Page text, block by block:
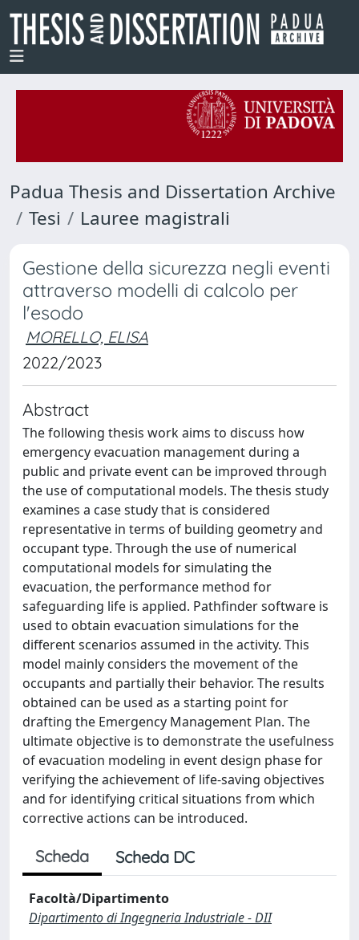
Padua Thesis and Dissertation Archive
Tesi
Lauree magistrali
Gestione della sicurezza negli eventi
attraverso modelli di calcolo per
l'esodo
MORELLO, ELISA
2022/2023
Abstract
The following thesis work aims to discuss how
emergency evacuation management during a
public and private event can be improved through
the use of computational models. The thesis study
examines a case study that is considered
representative in terms of building geometry and
occupant type. Through the use of numerical
computational models for simulating the
evacuation, the performance method for
safeguarding life is applied. Pathfinder software is
used to obtain evacuation simulations for the
different scenarios assumed in the activity. This
model mainly considers the movement of the
occupants and partially their behavior. The results
obtained can be used as a starting point for
drafting the Emergency Management Plan. The
ultimate objective is to demonstrate the usefulness
of evacuation modeling in event design phase for
verifying the achievement of life-saving objectives
and for identifying critical situations from which
corrective actions can be introduced.
Scheda Scheda DC
Facoltà/Dipartimento
Dipartimento di Ingegneria Industriale - DII